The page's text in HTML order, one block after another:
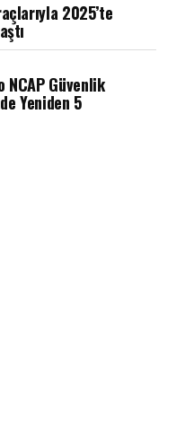
2025’te
NCAP Güvenlik
Yeniden 5